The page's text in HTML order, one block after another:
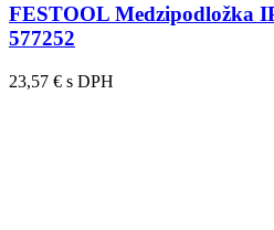
FESTOOL Medzipodložka
577252
23,57 € s DPH